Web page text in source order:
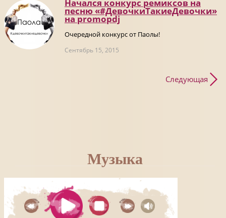
Начался конкурс ремиксов на
песню «#ДевочкиТакиеДевочки»
на promоpdj
Очередной конкурс от Паолы!
Сентябрь 15, 2015
Следующая
Музыка